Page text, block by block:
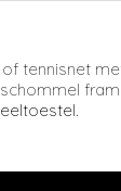
tennisnet
.